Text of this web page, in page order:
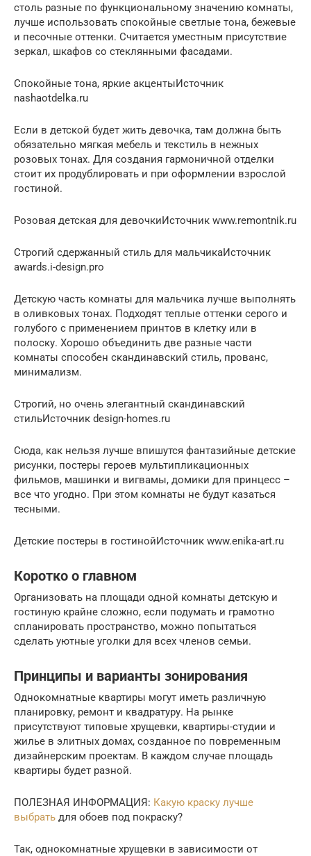
столь разные по функциональному значению комнаты,
лучше использовать спокойные светлые тона, бежевые
и песочные оттенки. Считается уместным присутствие
зеркал, шкафов со стеклянными фасадами.
Спокойные тона, яркие акцентыИсточник
nashaotdelka.ru
Если в детской будет жить девочка, там должна быть
обязательно мягкая мебель и текстиль в нежных
розовых тонах. Для создания гармоничной отделки
стоит их продублировать и при оформлении взрослой
гостиной.
Розовая детская для девочкиИсточник www.remontnik.ru
Строгий сдержанный стиль для мальчикаИсточник
awards.i-design.pro
Детскую часть комнаты для мальчика лучше выполнять
в оливковых тонах. Подходят теплые оттенки серого и
голубого с применением принтов в клетку или в
полоску. Хорошо объединить две разные части
комнаты способен скандинавский стиль, прованс,
минимализм.
Строгий, но очень элегантный скандинавский
стильИсточник design-homes.ru
Сюда, как нельзя лучше впишутся фантазийные детские
рисунки, постеры героев мультипликационных
фильмов, машинки и вигвамы, домики для принцесс –
все что угодно. При этом комнаты не будут казаться
тесными.
Детские постеры в гостинойИсточник www.enika-art.ru
Коротко о главном
Организовать на площади одной комнаты детскую и
гостиную крайне сложно, если подумать и грамотно
спланировать пространство, можно попытаться
сделать уютные уголки для всех членов семьи.
Принципы и варианты зонирования
Однокомнатные квартиры могут иметь различную
планировку, ремонт и квадратуру. На рынке
присутствуют типовые хрущевки, квартиры-студии и
жилье в элитных домах, созданное по повременным
дизайнерским проектам. В каждом случае площадь
квартиры будет разной.
ПОЛЕЗНАЯ ИНФОРМАЦИЯ: Какую краску лучше
выбрать для обоев под покраску?
Так, однокомнатные хрущевки в зависимости от